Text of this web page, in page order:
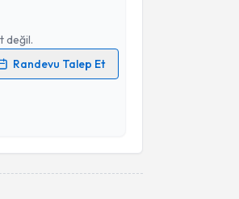
değil.
Randevu Talep Et
Gönder